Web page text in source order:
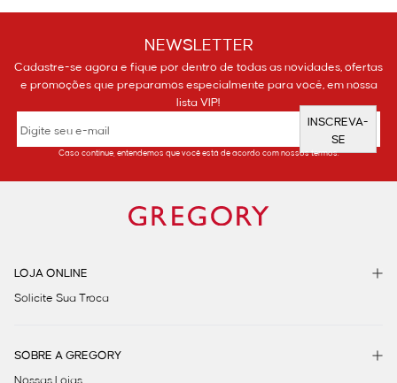
NEWSLETTER
Cadastre-se agora e fique por dentro de todas as novidades, ofertas
e promoções que preparamos especialmente para você, em nossa
lista VIP!
INSCREVA-
SE
Caso continue, entendemos que você está de acordo com nossos termos.
LOJA ONLINE
Solicite Sua Troca
SOBRE A GREGORY